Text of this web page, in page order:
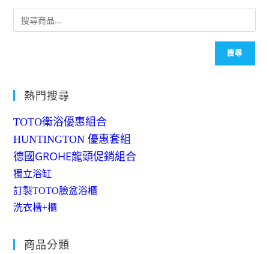
搜尋
熱門搜尋
TOTO衛浴優惠組合
HUNTINGTON 優惠套組
德國GROHE龍頭促銷組合
獨立浴缸
訂製TOTO臉盆浴櫃
洗衣槽+櫃
商品分類